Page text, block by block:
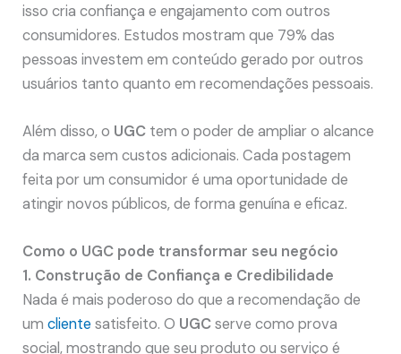
isso cria confiança e engajamento com outros
consumidores. Estudos mostram que 79% das
pessoas investem em conteúdo gerado por outros
usuários tanto quanto em recomendações pessoais.
Além disso, o UGC tem o poder de ampliar o alcance
da marca sem custos adicionais. Cada postagem
feita por um consumidor é uma oportunidade de
atingir novos públicos, de forma genuína e eficaz.
Como o UGC pode transformar seu negócio
1. Construção de Confiança e Credibilidade
Nada é mais poderoso do que a recomendação de
umclientesatisfeito. O UGCserve como prova
social, mostrando que seu produto ou serviço é